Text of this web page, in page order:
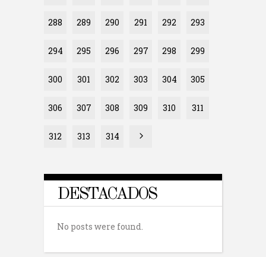
288 289 290 291 292 293
294 295 296 297 298 299
300 301 302 303 304 305
306 307 308 309 310 311
312 313 314
DESTACADOS
No posts were found.